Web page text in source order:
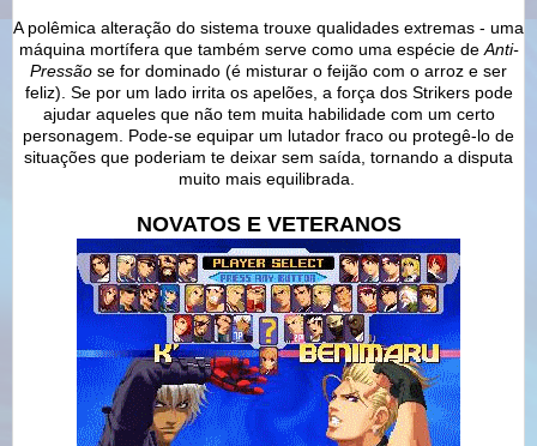
A polêmica alteração do sistema trouxe qualidades extremas - uma
máquina mortífera que também serve como uma espécie de Anti-
Pressão se for dominado (é misturar o feijão com o arroz e ser
feliz). Se por um lado irrita os apelões, a força dos Strikers pode
ajudar aqueles que não tem muita habilidade com um certo
personagem. Pode-se equipar um lutador fraco ou protegê-lo de
situações que poderiam te deixar sem saída, tornando a disputa
muito mais equilibrada.
NOVATOS E VETERANOS